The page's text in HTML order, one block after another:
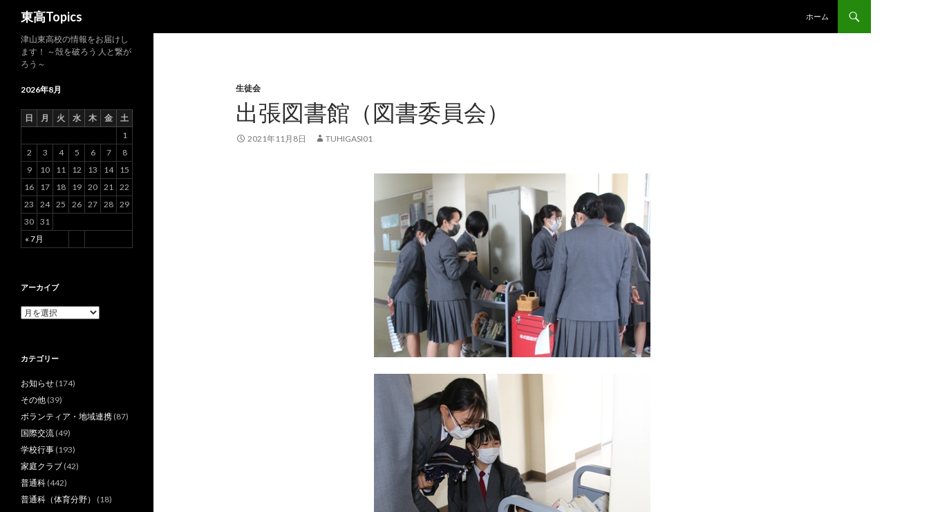
東高Topics
ホーム
生徒会
出張図書館（図書委員会）
2021年11月8日 TUHIGASI01
津山東高校の情報をお届けし
ます！ ～殻を破ろう 人と繋が
ろう～
2026年8月
日 月 火 水 木 金 土
« 7月
1
2
3 4 5 6 7
8
9
10 11 12 13 14
15
16
17 18 19 20 21 22
23
24 25 26 27 28 29
30 31
アーカイブ
ア
ブ
カテゴリー
お知らせ (174)
その他 (39)
ボランティア・地域連携 (87)
国際交流 (49)
学校行事 (193)
家庭クラブ (42)
普通科 (442)
普通科（体育分野）
(18)